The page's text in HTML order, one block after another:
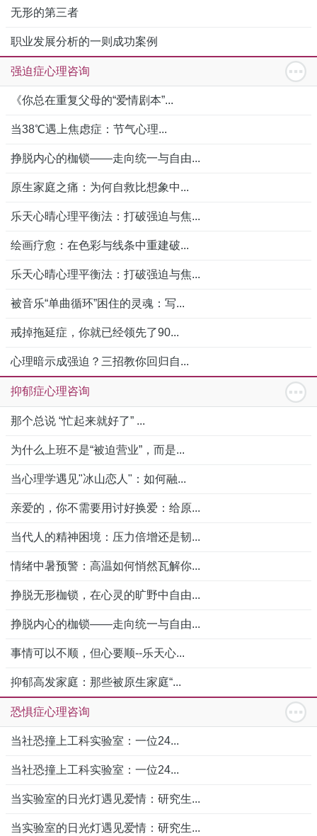
无形的第三者
职业发展分析的一则成功案例
强迫症心理咨询
《你总在重复父母的“爱情剧本”...
当38℃遇上焦虑症：节气心理...
挣脱内心的枷锁——走向统一与自由...
原生家庭之痛：为何自救比想象中...
乐天心晴心理平衡法：打破强迫与焦...
绘画疗愈：在色彩与线条中重建破...
乐天心晴心理平衡法：打破强迫与焦...
被音乐“单曲循环”困住的灵魂：写...
戒掉拖延症，你就已经领先了90...
心理暗示成强迫？三招教你回归自...
抑郁症心理咨询
那个总说 “忙起来就好了” ...
为什么上班不是“被迫营业”，而是...
当心理学遇见"冰山恋人"：如何融...
亲爱的，你不需要用讨好换爱：给原...
当代人的精神困境：压力倍增还是韧...
情绪中暑预警：高温如何悄然瓦解你...
挣脱无形枷锁，在心灵的旷野中自由...
挣脱内心的枷锁——走向统一与自由...
事情可以不顺，但心要顺--乐天心...
抑郁高发家庭：那些被原生家庭“...
恐惧症心理咨询
当社恐撞上工科实验室：一位24...
当社恐撞上工科实验室：一位24...
当实验室的日光灯遇见爱情：研究生...
当实验室的日光灯遇见爱情：研究生...